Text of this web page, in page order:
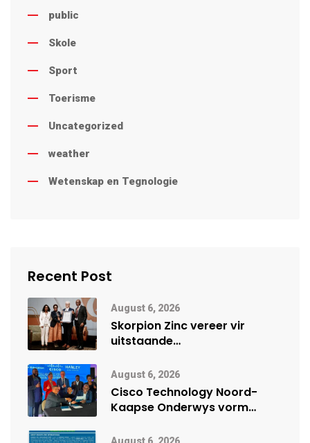
public
Skole
Sport
Toerisme
Uncategorized
weather
Wetenskap en Tegnologie
Recent Post
August 6, 2026
Skorpion Zinc vereer vir
uitstaande
Namibië Mynbou Ekspo
August 6, 2026
Cisco Technology Noord-
Kaapse Onderwys vorm
vennootskap